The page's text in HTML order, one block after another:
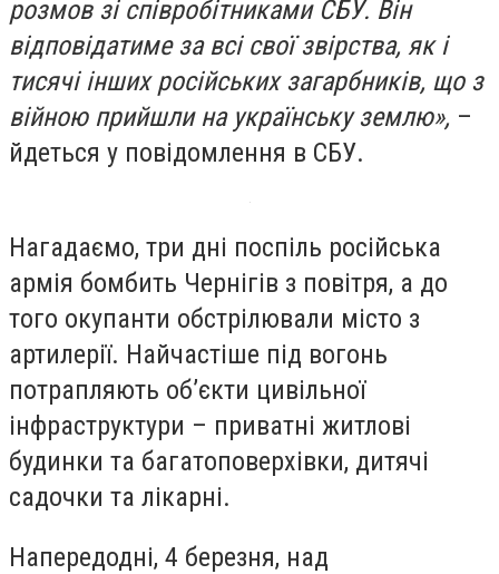
розмов зі співробітниками СБУ. Він
відповідатиме за всі свої звірства, як і
тисячі інших російських загарбників, що з
війною прийшли на українську землю», –
йдеться у повідомлення в СБУ.
Нагадаємо, три дні поспіль російська
армія бомбить Чернігів з повітря, а до
того окупанти обстрілювали місто з
артилерії. Найчастіше під вогонь
потрапляють об’єкти цивільної
інфраструктури – приватні житлові
будинки та багатоповерхівки, дитячі
садочки та лікарні.
Напередодні, 4 березня, над